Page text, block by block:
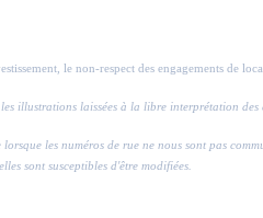
le non-respect des engagements de
illustrations laissées à la libre interprétation
les numéros de rue ne nous sont pas
sont susceptibles d'être modifiées.